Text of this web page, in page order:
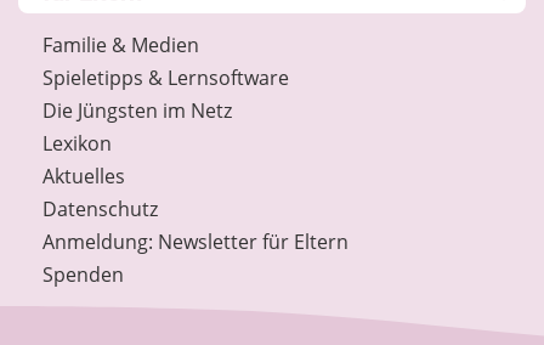
Länderprojekte
Mitreden und Mitmachen
Lexikon
Datenschutz
Newsletter
Unterrichts­materialien
Internet-ABC-Schule
Praxishilfen
Aktuelles
Materialbestellung
Lexikon
Datenschutz
Newsletter
Spenden
Familie & Medien
Spieletipps & Lernsoftware
Die Jüngsten im Netz
Lexikon
Aktuelles
Datenschutz
Anmeldung: Newsletter für Eltern
Spenden